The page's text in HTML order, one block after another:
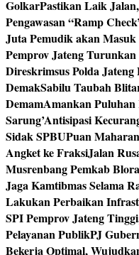
GolkarPastikan Laik
Pengawasan “Ramp
Juta Pemudik akan
Pemprov Jateng Turunkan
Direskrimsus Polda
DemakSabilu Taubah
DemamAmankan Puluhan
Sarung’Antisipasi
Sidak SPBUPuan
Angket ke FraksiJalan
Musrenbang Pemkab Blora
Jaga Kamtibmas Selama
Lakukan Perbaikan
SPI Pemprov Jateng
Pelayanan PublikPJ
Bekerja Optimal,